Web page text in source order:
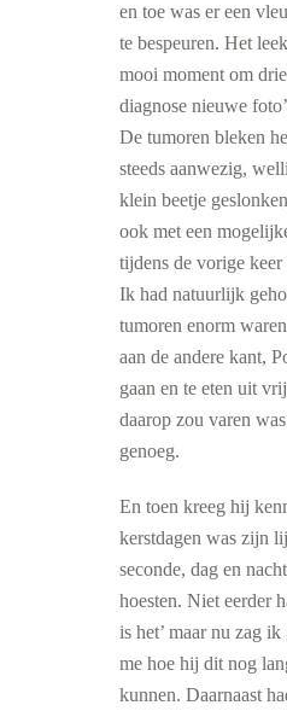
en toe was er een
te bespeuren. Het
mooi moment om
diagnose nieuwe
De tumoren bleken
steeds aanwezig,
klein beetje
ook met een
tijdens de vorige keer
Ik had natuurlijk
tumoren enorm
aan de andere kant,
gaan en te eten uit
daarop zou varen
genoeg.
En toen kreeg hij
kerstdagen was zijn
seconde, dag en
hoesten. Niet eerder
is het’ maar nu zag
me hoe hij dit nog
kunnen. Daarnaast